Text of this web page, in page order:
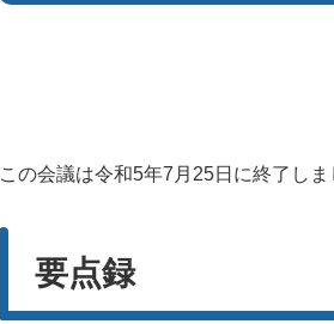
この会議は令和5年7月25日に終了しま
要点録